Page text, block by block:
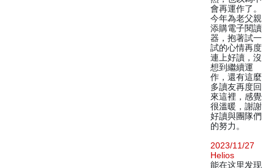
會再運作了。
今年為老父親
添購電子閱讀
器，抱著試一
試的心情再度
連上好讀，沒
想到繼續運
作，還有這麼
多讀友再度回
來這裡，感覺
很溫暖，謝謝
好讀與團隊們
的努力。
2023/11/27
Helios
能在这里发现